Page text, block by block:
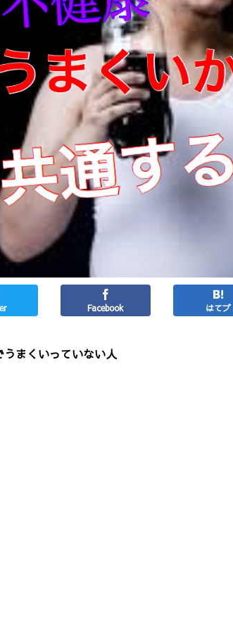
Facebook はてブ
うまくいっていない人